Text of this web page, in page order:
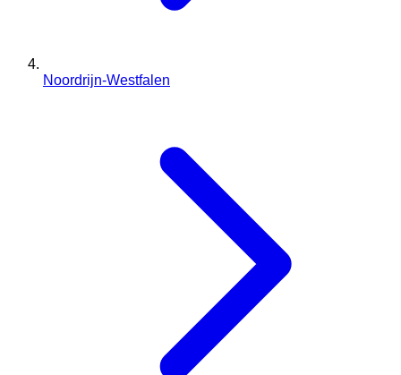
Noordrijn-Westfalen